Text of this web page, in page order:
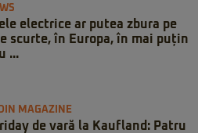
electrice ar putea zbura pe
scurte, în Europa, în mai puțin
...
MAGAZINE
de vară la Kaufland: Patru